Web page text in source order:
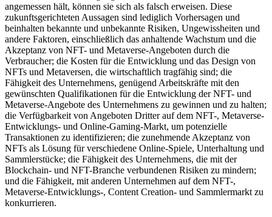
angemessen hält, können sie sich als falsch erweisen. Diese
zukunftsgerichteten Aussagen sind lediglich Vorhersagen und
beinhalten bekannte und unbekannte Risiken, Ungewissheiten und
andere Faktoren, einschließlich das anhaltende Wachstum und die
Akzeptanz von NFT- und Metaverse-Angeboten durch die
Verbraucher; die Kosten für die Entwicklung und das Design von
NFTs und Metaversen, die wirtschaftlich tragfähig sind; die
Fähigkeit des Unternehmens, genügend Arbeitskräfte mit den
gewünschten Qualifikationen für die Entwicklung der NFT- und
Metaverse-Angebote des Unternehmens zu gewinnen und zu halten;
die Verfügbarkeit von Angeboten Dritter auf dem NFT-, Metaverse-
Entwicklungs- und Online-Gaming-Markt, um potenzielle
Transaktionen zu identifizieren; die zunehmende Akzeptanz von
NFTs als Lösung für verschiedene Online-Spiele, Unterhaltung und
Sammlerstücke; die Fähigkeit des Unternehmens, die mit der
Blockchain- und NFT-Branche verbundenen Risiken zu mindern;
und die Fähigkeit, mit anderen Unternehmen auf dem NFT-,
Metaverse-Entwicklungs-, Content Creation- und Sammlermarkt zu
konkurrieren.